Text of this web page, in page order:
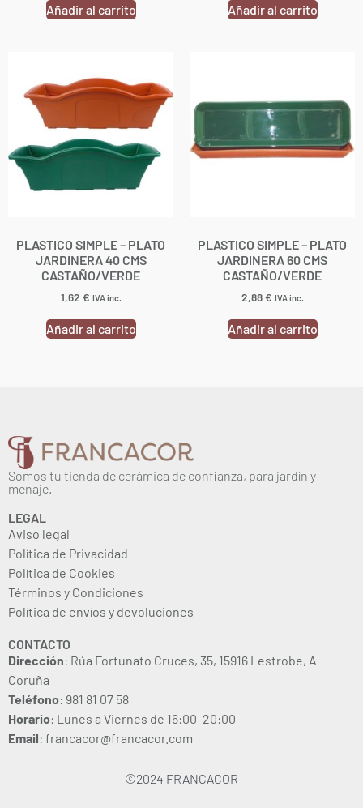
Añadir al carrito Añadir al carrito
PLASTICO SIMPLE – PLATO
JARDINERA 40 CMS
CASTAÑO/VERDE
1,62 € IVA inc.
Añadir al carrito
PLASTICO SIMPLE – PLATO
JARDINERA 60 CMS
CASTAÑO/VERDE
2,88€ IVA inc.
Añadir al carrito
Somos tu tienda de cerámica de confianza, para jardín y
menaje.
LEGAL
Aviso legal
Política de Privacidad
Política de Cookies
Términos y Condiciones
Política de envíos y devoluciones
CONTACTO
Dirección: Rúa Fortunato Cruces, 35, 15916 Lestrobe, A
Coruña
Teléfono: 981 81 07 58
Horario: Lunes a Viernes de 16:00–20:00
Email: francacor@francacor.com
©2024 FRANCACOR